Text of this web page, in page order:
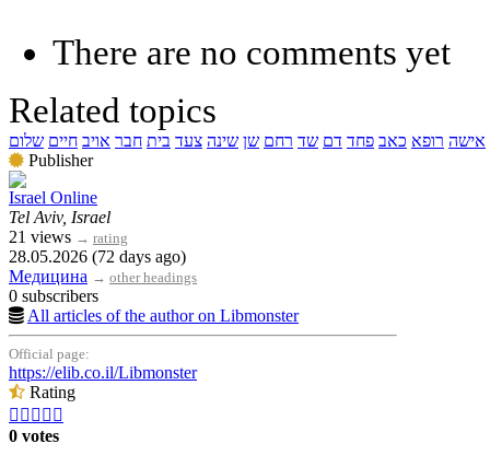
There are no comments yet
Related topics
אישה רופא כאב פחד דם שד רחם שן שינה צעד בית חבר אויב חיים שלום
Publisher
Israel Online
Tel Aviv, Israel
21 views → rating
28.05.2026 (72 days ago)
Медицина → other headings
0 subscribers
All articles of the author on Libmonster
Official page:
https://elib.co.il/Libmonster
Rating
    
0 votes